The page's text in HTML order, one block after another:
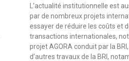
L’actualité institutionnelle est
par de nombreux projets
essayer de réduire les coûts et
transactions internationales,
projet AGORA conduit par la
d’autres travaux de la BRI,